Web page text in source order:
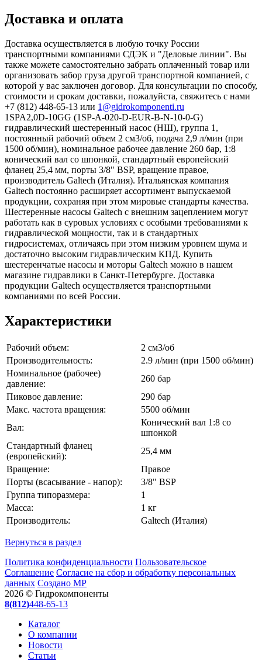
Доставка и оплата
Доставка осуществляется в любую точку России
транспортными компаниями СДЭК и "Деловые линии". Вы
также можете самостоятельно забрать оплаченный товар или
организовать забор груза другой транспортной компанией, с
которой у вас заключен договор. Для консультации по способу,
стоимости и срокам доставки, пожалуйста, свяжитесь с нами
+7 (812) 448-65-13 или 1@gidrokomponenti.ru
1SPA2,0D-10GG (1SP-A-020-D-EUR-B-N-10-0-G)
гидравлический шестеренный насос (НШ), группа 1,
постоянный рабочий объем 2 см3/об, подача 2,9 л/мин (при
1500 об/мин), номинальное рабочее давление 260 бар, 1:8
конический вал со шпонкой, стандартный европейский
фланец 25,4 мм, порты 3/8" BSP, вращение правое,
производитель Galtech (Италия). Итальянская компания
Galtech постоянно расширяет ассортимент выпускаемой
продукции, сохраняя при этом мировые стандарты качества.
Шестеренные насосы Galtech с внешним зацеплением могут
работать как в суровых условиях с особыми требованиями к
гидравлической мощности, так и в стандартных
гидросистемах, отличаясь при этом низким уровнем шума и
достаточно высоким гидравлическим КПД. Купить
шестеренчатые насосы и моторы Galtech можно в нашем
магазине гидравлики в Санкт-Петербурге. Доставка
продукции Galtech осуществляется транспортными
компаниями по всей России.
Характеристики
Рабочий объем:
2 см3/об
Производительность:
2.9 л/мин (при 1500 об/мин)
Номинальное (рабочее)
давление:
260 бар
Пиковое давление:
290 бар
Макс. частота вращения:
5500 об/мин
Вал:
Конический вал 1:8 со
шпонкой
Стандартный фланец
(европейский):
25,4 мм
Вращение:
Правое
Порты (всасывание - напор):
3/8" BSP
Группа типоразмера:
1
Масса:
1 кг
Производитель:
Galtech (Италия)
Вернуться в раздел
Политика конфиденциальности Пользовательское
Соглашение Согласие на сбор и обработку персональных
данных Создано МР
2026 © Гидрокомпоненты
8(812)448-65-13
Каталог
О компании
Новости
Статьи